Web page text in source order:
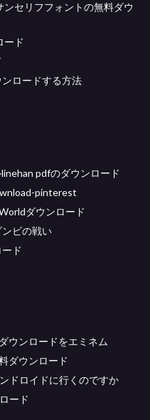
ンセリフフォントの無料ダウ
ード
ロードする方法
pdfのダウンロード
pinterest
ダウンロード
ビの戦い
ド
ウンロードをエミネム
ダウンロード
ドロイドに行くのですか
ード